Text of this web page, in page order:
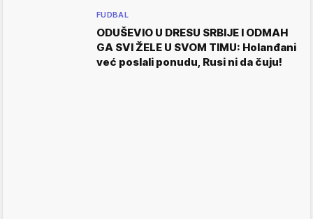
FUDBAL
ODUŠEVIO U DRESU SRBIJE I ODMAH
GA SVI ŽELE U SVOM TIMU: Holanđani
već poslali ponudu, Rusi ni da čuju!